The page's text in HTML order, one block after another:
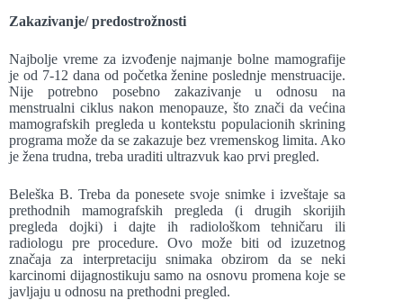
Zakazivanje/ predostrožnosti
Najbolje vreme za izvođenje najmanje bolne mamografije
je od 7-12 dana od početka ženine poslednje menstruacije.
Nije potrebno posebno zakazivanje u odnosu na
menstrualni ciklus nakon menopauze, što znači da većina
mamografskih pregleda u kontekstu populacionih skrining
programa može da se zakazuje bez vremenskog limita. Ako
je žena trudna, treba uraditi ultrazvuk kao prvi pregled.
Beleška B. Treba da ponesete svoje snimke i izveštaje sa
prethodnih mamografskih pregleda (i drugih skorijih
pregleda dojki) i dajte ih radiološkom tehničaru ili
radiologu pre procedure. Ovo može biti od izuzetnog
značaja za interpretaciju snimaka obzirom da se neki
karcinomi dijagnostikuju samo na osnovu promena koje se
javljaju u odnosu na prethodni pregled.